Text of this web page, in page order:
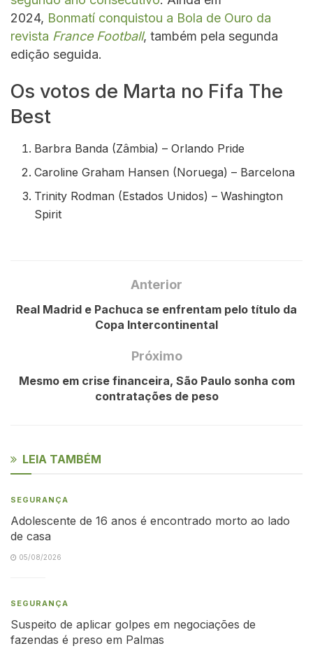
2024, Bonmatí conquistou a Bola de Ouro da
revista France Football, também pela segunda
edição seguida.
Os votos de Marta no Fifa The
Best
Barbra Banda (Zâmbia) – Orlando Pride
Caroline Graham Hansen (Noruega) – Barcelona
Trinity Rodman (Estados Unidos) – Washington
Spirit
Anterior
Real Madrid e Pachuca se enfrentam pelo título da
Copa Intercontinental
Próximo
Mesmo em crise financeira, São Paulo sonha com
contratações de peso
LEIA TAMBÉM
SEGURANÇA
Adolescente de 16 anos é encontrado morto ao lado
de casa
05/08/2026
SEGURANÇA
Suspeito de aplicar golpes em negociações de
fazendas é preso em Palmas